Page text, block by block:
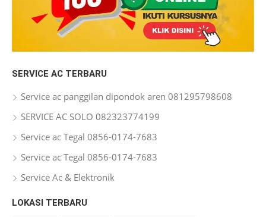
SERVICE AC TERBARU
Service ac panggilan dipondok aren 081295798608
SERVICE AC SOLO 082323774199
Service ac Tegal 0856-0174-7683
Service ac Tegal 0856-0174-7683
Service Ac & Elektronik
LOKASI TERBARU